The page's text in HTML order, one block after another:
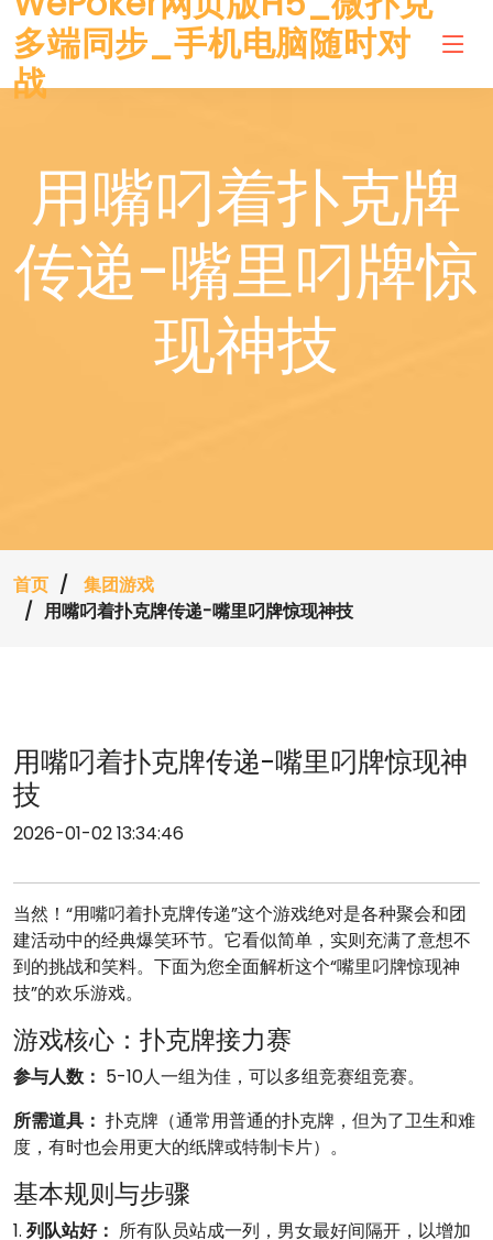
多端同步_手机电脑随时对
战
用嘴叼着扑克牌
传递-嘴里叼牌惊
现神技
首页
集团游戏
用嘴叼着扑克牌传递-嘴里叼牌惊现神技
用嘴叼着扑克牌传递-嘴里叼牌惊现神
技
2026-01-02 13:34:46
当然！“用嘴叼着扑克牌传递”这个游戏绝对是各种聚会和团
建活动中的经典爆笑环节。它看似简单，实则充满了意想不
到的挑战和笑料。下面为您全面解析这个“嘴里叼牌惊现神
技”的欢乐游戏。
游戏核心：扑克牌接力赛
参与人数： 5-10人一组为佳，可以多组竞赛组竞赛。
所需道具： 扑克牌（通常用普通的扑克牌，但为了卫生和难
度，有时也会用更大的纸牌或特制卡片）。
基本规则与步骤
1. 列队站好： 所有队员站成一列，男女最好间隔开，以增加